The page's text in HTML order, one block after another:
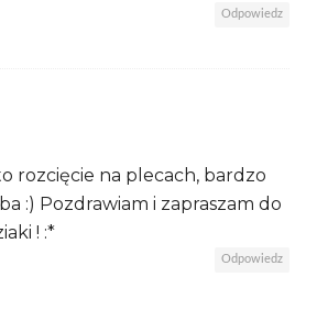
Odpowiedz
rozcięcie na plecach, bardzo
:) Pozdrawiam i zapraszam do
! :*
Odpowiedz